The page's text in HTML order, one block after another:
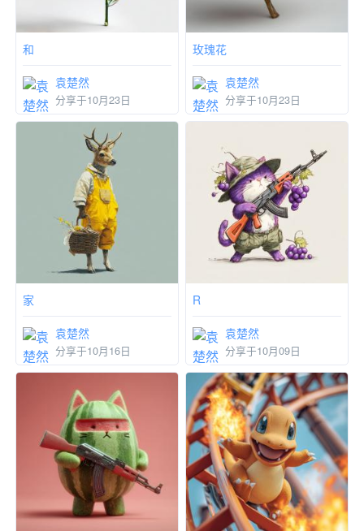
和
袁楚然
分享于10月23日
玫瑰花
袁楚然
分享于10月23日
家
袁楚然
分享于10月16日
R
袁楚然
分享于10月09日